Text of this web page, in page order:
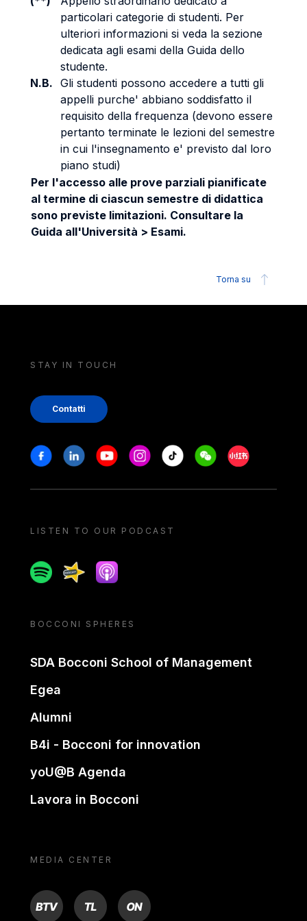
particolari categorie di studenti. Per
ulteriori informazioni si veda la sezione
dedicata agli esami della Guida dello
studente.
N.B. Gli studenti possono accedere a tutti gli
appelli purche' abbiano soddisfatto il
requisito della frequenza (devono essere
pertanto terminate le lezioni del semestre
in cui l'insegnamento e' previsto dal loro
piano studi)
Per l'accesso alle prove parziali pianificate
al termine di ciascun semestre di didattica
sono previste limitazioni. Consultare la
Guida all'Università > Esami.
Torna su
STAY IN TOUCH
Contatti
Stay in touch
FacebookLinkedinYoutubeInstagram
Tiktok WeechatXiaohongshu/
LISTEN TO OUR PODCAST
SpotifySpreakerApple podcast
BOCCONI SPHERES
SDA Bocconi School of Management
Egea
Alumni
B4i - Bocconi for innovation
yoU@B Agenda
Lavora in Bocconi
MEDIA CENTER
BTV TL ON